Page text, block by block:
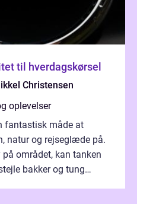
til hverdagskørsel
Christensen
oplevelser
fantastisk måde at
natur og rejseglæde på.
på området, kan tanken
bakker og tung